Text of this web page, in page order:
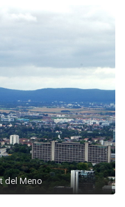
del Meno